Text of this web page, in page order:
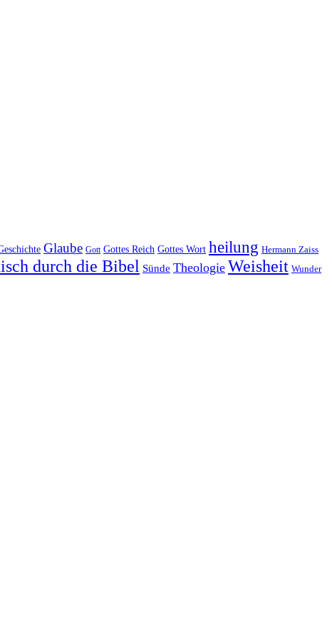
Glaube Gott Gottes Reich Gottes Wort heilung Hermann Zaiss
durch die Bibel Sünde Theologie Weisheit Wunder